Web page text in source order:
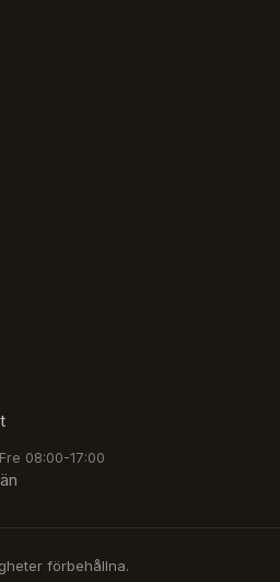
08:00-17:00
förbehållna.